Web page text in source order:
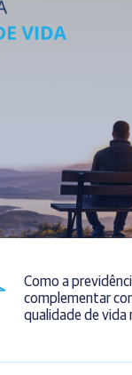
Como a
complementar
qualidade de